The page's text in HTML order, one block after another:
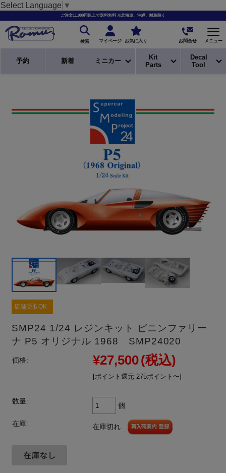
Select Language ▼
ご注文11,000円以上で送料無料 ※北海道、沖縄、離島除く
検索 マイページ お気に入り お問合せ メニュー
予約 新着 ミニカー
Kit
Parts
Decal
Tool
店舗受取OK
SMP24 1/24 レジンキット ピニンファリー
ナ P5 オリジナル 1968 SMP24020
価格: ¥27,500(税込)
[ポイント還元 275ポイント〜]
数量:
個
在庫: 在庫切れ